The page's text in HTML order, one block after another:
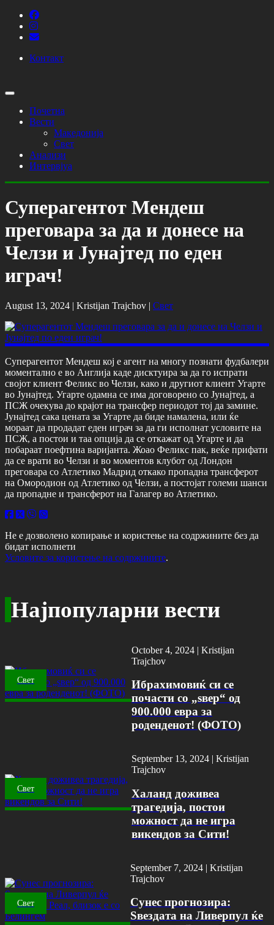
Контакт
Почетна
Вести
Македонија
Свет
Анализи
Интервјуа
Суперагентот Мендеш
преговара за да и донесе на
Челзи и Јунајтед по еден
играч!
August 13, 2024 | Kristijan Trajchov | Свет
Суперагентот Мендеш кој е агент на многу познати фудбалери
моментално е во Англија каде дисктуира за да го испрати
својот клиент Феликс во Челзи, како и другиот клиент Угарте
во Јунајтед. Угарте одамна се има договорено со Јунајтед, а
ПСЖ очекува до крајот на трансфер периодот тој да замине.
Јунајтед сака цената за Угарте да биде намалена, или ќе
мораат да продадат еден играч за да ги исполнат условите на
ПСЖ, а постои и таа опција да се откажат од Угарте и да
побараат поефтина варијанта. Жоао Феликс пак, веќе прифати
да се врати во Челзи и во моментов клубот од Лондон
преговара со Атлетико Мадрид откако пропадна трансферот
на Омородион од Атлетико од Челзи, а постојат големи шанси
да пропадне и трансферот на Галагер во Атлетико.
Не е дозволено копирање и користење на содржините без да
бидат исполнети
Условите за користење на содржините.
Најпопуларни вести
Свет
October 4, 2024 |Kristijan
Trajchov
Ибрахимовиќ си се
почасти со „ѕвер“ од
900.000 евра за
роденденот! (ФОТО)
Свет
September 13, 2024 | Kristijan
Trajchov
Халанд доживеа
трагедија, постои
можност да не игра
викендов за Сити!
Свет
September 7, 2024 | Kristijan
Trajchov
Сунес прогнозира:
Ѕвездата на Ливерпул ќе